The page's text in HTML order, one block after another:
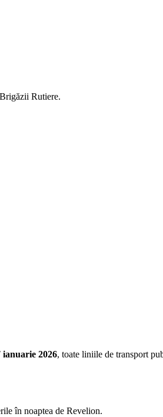
Rutiere.
ianuarie 2026, toate liniile de transport
în noaptea de Revelion.